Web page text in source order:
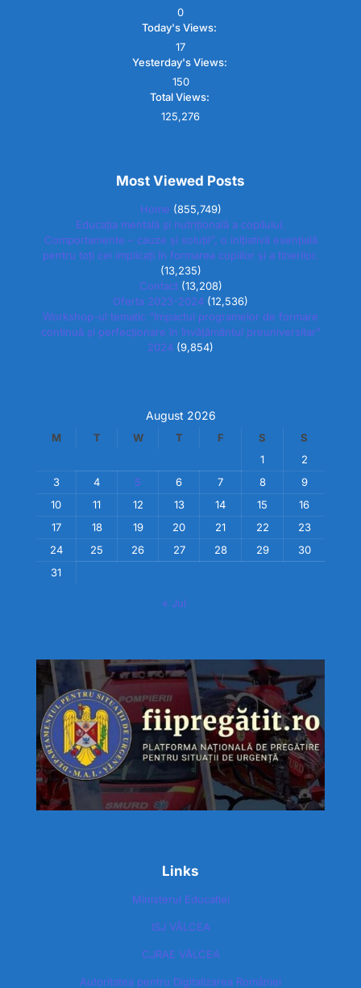
0
Today's Views:
17
Yesterday's Views:
150
Total Views:
125,276
Most Viewed Posts
Home (855,749)
Educația mentală și nutrițională a copilului.
Comportamente – cauze și soluții”, o inițiativă esențială
pentru toți cei implicați în formarea copiilor și a tinerilor.
(13,235)
Contact (13,208)
Oferta 2023-2024 (12,536)
Workshop-ul tematic “Impactul programelor de formare
continuă și perfecționare în învățământul preuniversitar”
2024 (9,854)
August 2026
M T W T F S
S
1
2
3
4 5 6 7 8
9
10
11 12 13 14 15
16
17
18 19 20 21 22
23
24
25 26 27 28 29
30
31
« Jul
Links
Ministerul Educatiei
ISJ VÂLCEA
CJRAE VÂLCEA
Autoritatea pentru Digitalizarea României​